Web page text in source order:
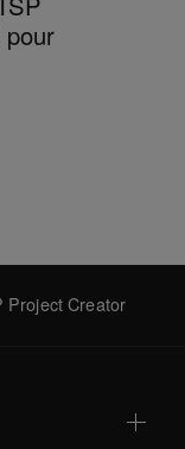
Project Creator